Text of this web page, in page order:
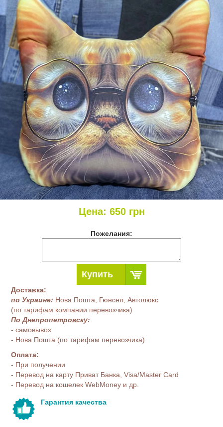
Цена: 650грн
Пожелания:
Купить
Доставка:
по Украине: Нова Пошта, Гюнсел, Автолюкс
(по тарифам компании перевозчика)
По Днепропетровску:
- самовывоз
- Нова Пошта (по тарифам перевозчика)
Оплата:
- При получении
- Перевод на карту Приват Банка, Visa/Master Card
- Перевод на кошелек WebMoney и др.
Гарантия качества